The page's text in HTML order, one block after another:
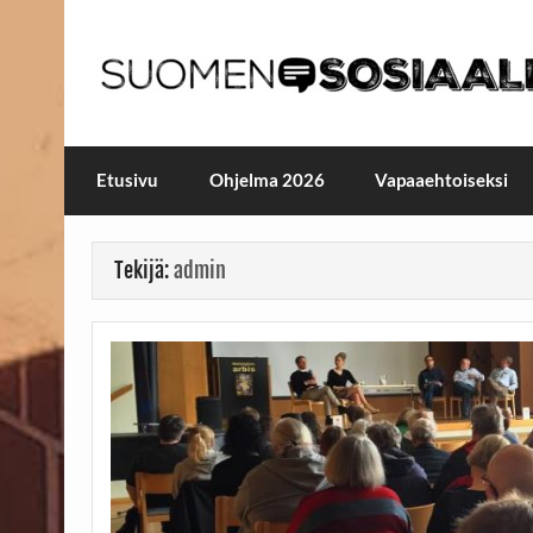
Maailmanparannuspäivät Lapinlahden
Etusivu Ohjelma 2026 Vapaaehtoiseksi
Tekijä:admin